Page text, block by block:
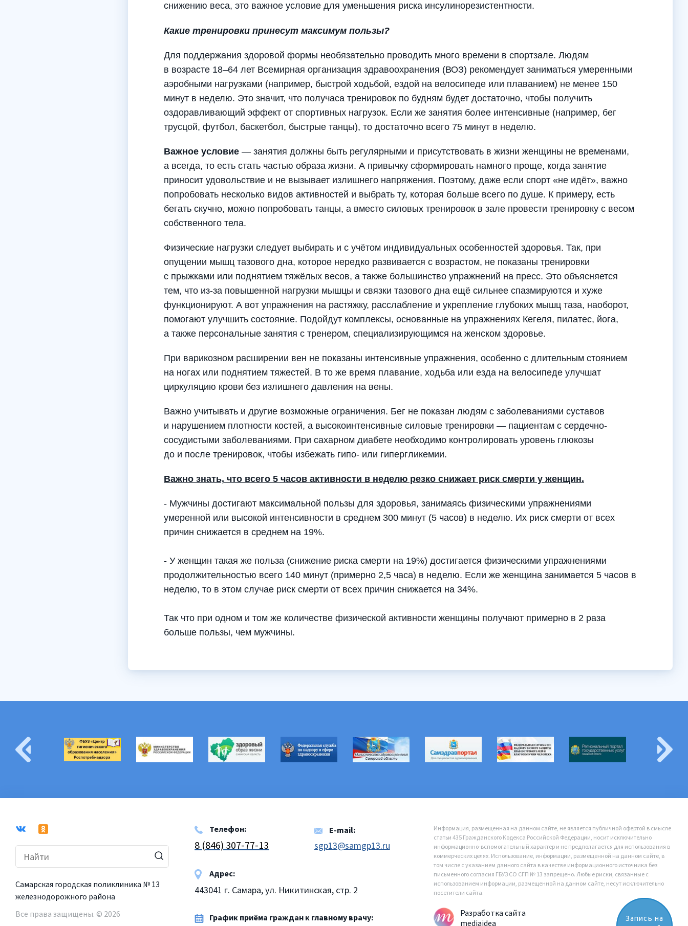
снижению веса, это важное условие для уменьшения риска инсулинорезистентности.
Какие тренировки принесут максимум пользы?
Для поддержания здоровой формы необязательно проводить много времени в спортзале. Людям
в возрасте 18–64 лет Всемирная организация здравоохранения (ВОЗ) рекомендует заниматься умеренными
аэробными нагрузками (например, быстрой ходьбой, ездой на велосипеде или плаванием) не менее 150
минут в неделю. Это значит, что получаса тренировок по будням будет достаточно, чтобы получить
оздоравливающий эффект от спортивных нагрузок. Если же занятия более интенсивные (например, бег
трусцой, футбол, баскетбол, быстрые танцы), то достаточно всего 75 минут в неделю.
Важное условие — занятия должны быть регулярными и присутствовать в жизни женщины не временами,
а всегда, то есть стать частью образа жизни. А привычку сформировать намного проще, когда занятие
приносит удовольствие и не вызывает излишнего напряжения. Поэтому, даже если спорт «не идёт», важно
попробовать несколько видов активностей и выбрать ту, которая больше всего по душе. К примеру, есть
бегать скучно, можно попробовать танцы, а вместо силовых тренировок в зале провести тренировку с весом
собственного тела.
Физические нагрузки следует выбирать и с учётом индивидуальных особенностей здоровья. Так, при
опущении мышц тазового дна, которое нередко развивается с возрастом, не показаны тренировки
с прыжками или поднятием тяжёлых весов, а также большинство упражнений на пресс. Это объясняется
тем, что из-за повышенной нагрузки мышцы и связки тазового дна ещё сильнее спазмируются и хуже
функционируют. А вот упражнения на растяжку, расслабление и укрепление глубоких мышц таза, наоборот,
помогают улучшить состояние. Подойдут комплексы, основанные на упражнениях Кегеля, пилатес, йога,
а также персональные занятия с тренером, специализирующимся на женском здоровье.
При варикозном расширении вен не показаны интенсивные упражнения, особенно с длительным стоянием
на ногах или поднятием тяжестей. В то же время плавание, ходьба или езда на велосипеде улучшат
циркуляцию крови без излишнего давления на вены.
Важно учитывать и другие возможные ограничения. Бег не показан людям с заболеваниями суставов
и нарушением плотности костей, а высокоинтенсивные силовые тренировки — пациентам с сердечно-
сосудистыми заболеваниями. При сахарном диабете необходимо контролировать уровень глюкозы
до и после тренировок, чтобы избежать гипо- или гипергликемии.
Важно знать, что всего 5 часов активности в неделю резко снижает риск смерти у женщин.
- Мужчины достигают максимальной пользы для здоровья, занимаясь физическими упражнениями
умеренной или высокой интенсивности в среднем 300 минут (5 часов) в неделю. Их риск смерти от всех
причин снижается в среднем на 19%.
- У женщин такая же польза (снижение риска смерти на 19%) достигается физическими упражнениями
продолжительностью всего 140 минут (примерно 2,5 часа) в неделю. Если же женщина занимается 5 часов в
неделю, то в этом случае риск смерти от всех причин снижается на 34%.
Так что при одном и том же количестве физической активности женщины получают примерно в 2 раза
больше пользы, чем мужчины.
Самарская городская поликлиника № 13
железнодорожного района
Все права защищены. © 2026
Телефон:
8 (846) 307-77-13
E-mail:
sgp13@samgp13.ru
Адрес:
443041 г. Самара, ул. Никитинская, стр. 2
График приёма граждан к главному врачу:
Информация, размещенная на данном сайте, не является публичной офертой в смысле
статьи 435 Гражданского Кодекса Российской Федерации, носит исключительно
информационно-вспомогательный характер и не предполагается для использования в
коммерческих целях. Использование, информации, размещенной на данном сайте, в
том числе с указанием данного сайта в качестве информационного источника без
письменного согласия ГБУЗ СО СГП № 13 запрещено. Любые риски, связанные с
использованием информации, размещенной на данном сайте, несут исключительно
посетители сайта.
Разработка сайта
mediaidea
Запись на